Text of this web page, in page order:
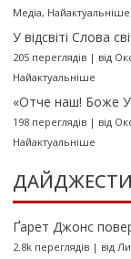
Медіа, Найактуальніше
У відсвіті Слова
205 переглядів| від
Найактуальніше
«Отче наш! Боже
198 переглядів| від
Найактуальніше
ДАЙДЖЕСТИ
Ґарет Джонс
2.8k переглядів| від